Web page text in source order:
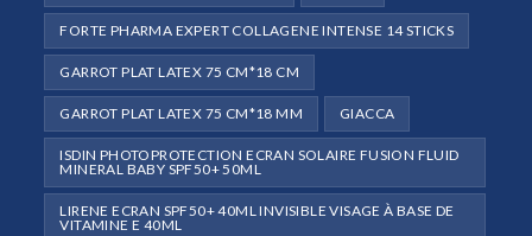
FORTE PHARMA EXPERT COLLAGENE INTENSE 14 STICKS
GARROT PLAT LATEX 75 CM*18 CM
GARROT PLAT LATEX 75 CM*18 MM GIACCA
ISDIN PHOTOPROTECTION ECRAN SOLAIRE FUSION FLUID
MINERAL BABY SPF50+ 50ML
LIRENE ECRAN SPF50+ 40ML INVISIBLE VISAGE À BASE DE
VITAMINE E 40ML